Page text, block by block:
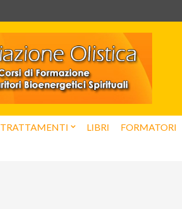
TRATTAMENTI LIBRI FORMATORI